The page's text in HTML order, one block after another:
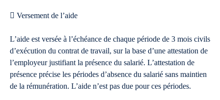
 Versement de l’aide
L’aide est versée à l’échéance de chaque période de 3 mois civils
d’exécution du contrat de travail, sur la base d’une attestation de
l’employeur justifiant la présence du salarié. L’attestation de
présence précise les périodes d’absence du salarié sans maintien
de la rémunération. L’aide n’est pas due pour ces périodes.